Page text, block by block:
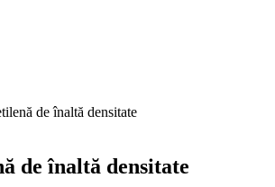
de înaltă densitate
de înaltă densitate